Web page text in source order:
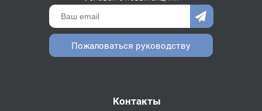
Пожаловаться руководству
Контакты